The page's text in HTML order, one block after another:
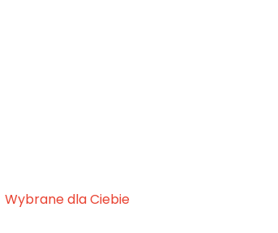
Wybrane dla Ciebie